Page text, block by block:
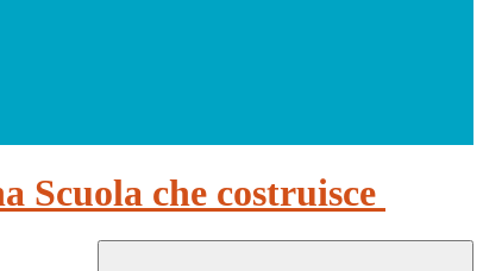
Scuola che costruisce